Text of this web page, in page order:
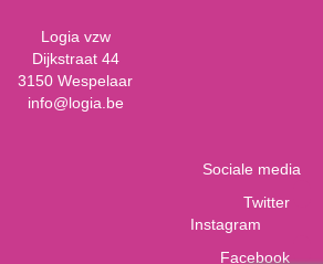
Logia vzw
Dijkstraat 44
3150 Wespelaar
info@logia.be
Sociale media
Twitter
Instagram
Facebook